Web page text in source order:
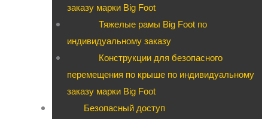
заказу марки Big Foot
Тяжелые рамы Big Foot по
индивидуальному заказу
Конструкции для безопасного
перемещения по крыше по индивидуальному
заказу марки Big Foot
Безопасный доступ